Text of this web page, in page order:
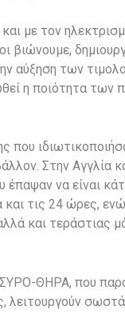
με τον
βιώνουμε,
αύξηση των
η ποιότητα
που
Στην Αγγλία
να είναι
και τις 24 ώρες,
και τεράστιας
ΘΗΡΑ, που